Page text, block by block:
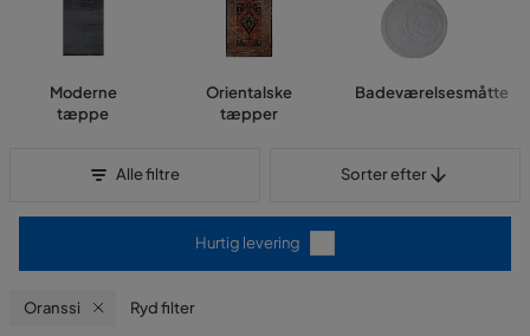
Moderne
tæppe
Orientalske
tæpper
Badeværelsesmåtte
Alle filtre Sorter efter
Hurtig levering
Oranssi Ryd filter